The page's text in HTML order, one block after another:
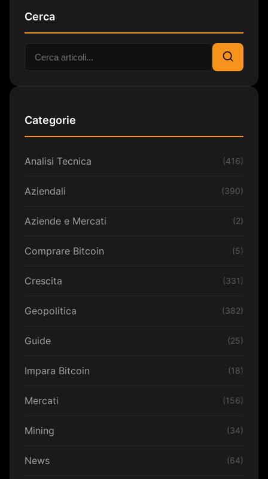
Cerca
Cerca:
Cerca
Categorie
Analisi Tecnica (416)
Aziendali (390)
Aziende e Mercati (2)
Comprare Bitcoin (5)
Crescita (331)
Geopolitica (382)
Guide (25)
Impara Bitcoin (18)
Mercati (156)
Mining (34)
News (64)